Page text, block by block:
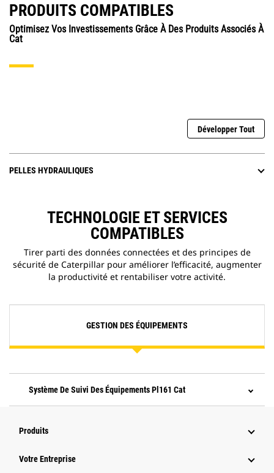
PRODUITS COMPATIBLES
Optimisez Vos Investissements Grâce À Des Produits Associés À
Cat
Développer Tout
PELLES HYDRAULIQUES
TECHNOLOGIE ET SERVICES
COMPATIBLES
Tirer parti des données connectées et des principes de
sécurité de Caterpillar pour améliorer l’efficacité, augmenter
la productivité et rentabiliser votre activité.
GESTION DES ÉQUIPEMENTS
Système De Suivi Des Équipements Pl161 Cat
Produits
Votre Entreprise